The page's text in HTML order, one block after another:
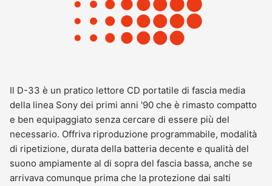
Il D-33 è un pratico lettore CD portatile di fascia media
della linea Sony dei primi anni '90 che è rimasto compatto
e ben equipaggiato senza cercare di essere più del
necessario. Offriva riproduzione programmabile, modalità
di ripetizione, durata della batteria decente e qualità del
suono ampiamente al di sopra del fascia bassa, anche se
arrivava comunque prima che la protezione dai salti